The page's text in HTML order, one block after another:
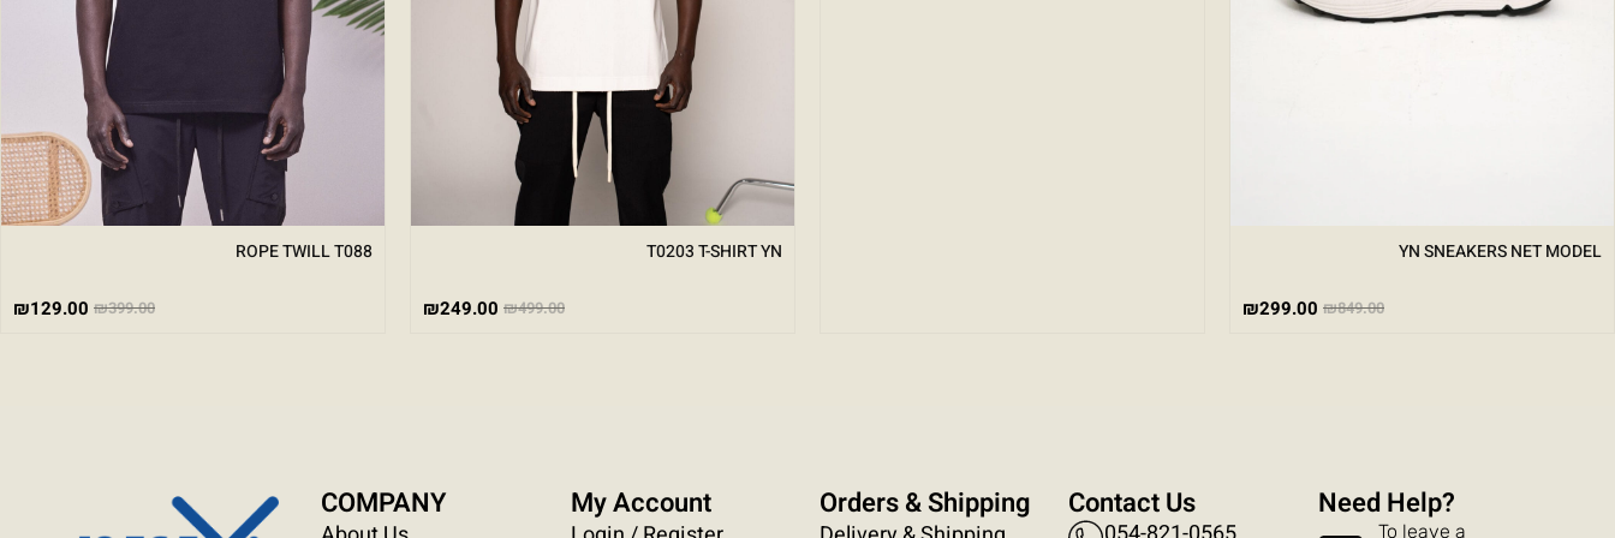
YN SNEAKERS NET MODEL
₪849.00
₪299.00
T0203 T-SHIRT YN
₪499.00
₪249.00
ROPE TWILL T088
₪399.00
₪129.00
?Need Help
To leave a
Contact Us
Orders & Shipping
My Account
COMPANY